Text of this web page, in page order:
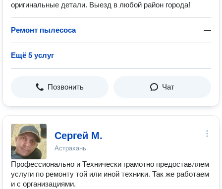
оригинальные детали. Выезд в любой район города!
Ремонт пылесоса —
Ещё 5 услуг
Позвонить Чат
Сергей М.
Астрахань
Профессионально и Технически грамотно предоставляем
услуги по ремонту той или иной техники. Так же работаем
и с организациями.